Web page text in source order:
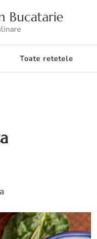
Bucatarie
Toate retetele